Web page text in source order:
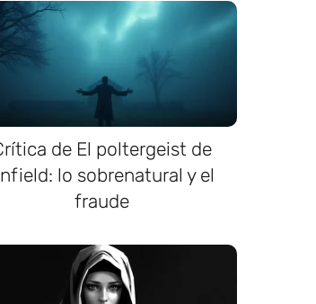
de El poltergeist de
lo sobrenatural y el
fraude